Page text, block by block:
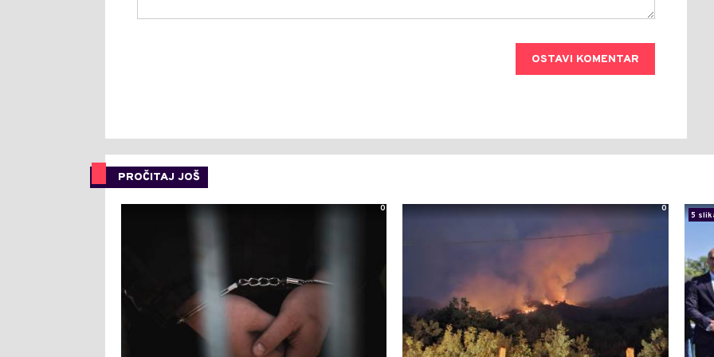
OSTAVI KOMENTAR
PROČITAJ JOŠ
0 0
5